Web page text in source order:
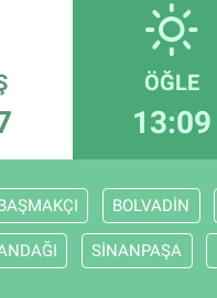
ÖĞLE
13:09
BOLVADİN
SİNANPAŞA